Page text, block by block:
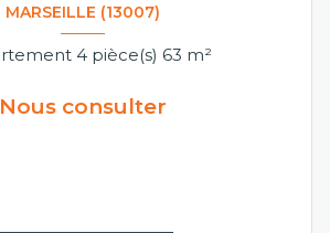
MARSEILLE (13007)
Appartement 4 pièce(s) 63 m²
Nous consulter